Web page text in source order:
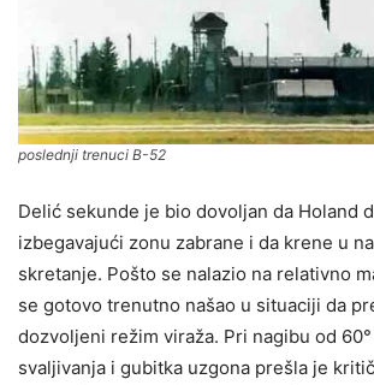
poslednji trenuci B-52
Delić sekunde je bio dovoljan da Holand
izbegavajući zonu zabrane i da krene u
skretanje. Pošto se nalazio na relativno
se gotovo trenutno našao u situaciji da
dozvoljeni režim viraža. Pri nagibu od
svaljivanja i gubitka uzgona prešla je